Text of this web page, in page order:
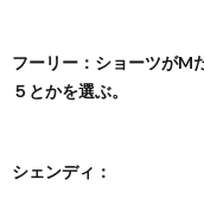
フーリー：ショーツがM
５とかを選ぶ。
シェンディ：